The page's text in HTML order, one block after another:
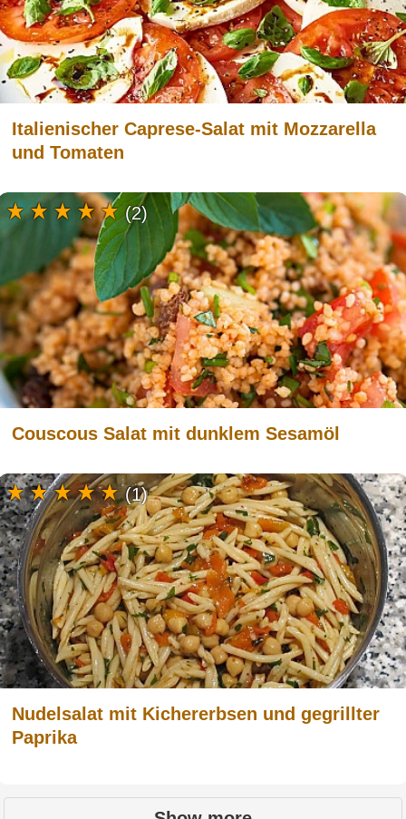
Italienischer Caprese-Salat mit Mozzarella
und Tomaten
Couscous Salat mit dunklem Sesamöl
(2)
Nudelsalat mit Kichererbsen und gegrillter
Paprika
(1)